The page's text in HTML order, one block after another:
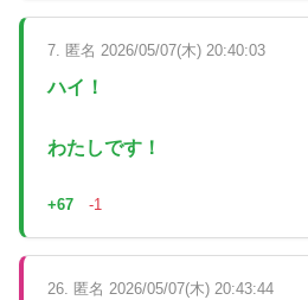
7. 匿名 2026/05/07(木) 20:40:03
ハイ！
わたしです！
+67 -1
26. 匿名 2026/05/07(木) 20:43:44